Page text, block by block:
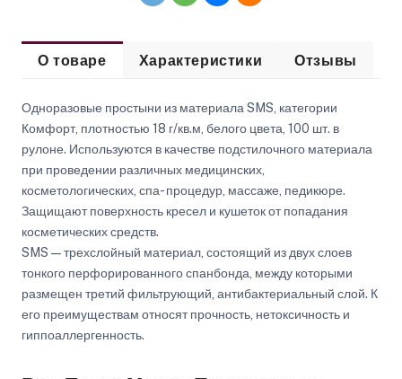
О товаре Характеристики Отзывы
Одноразовые простыни из материала SMS, категории
Комфорт, плотностью 18 г/кв.м, белого цвета, 100 шт. в
рулоне. Используются в качестве подстилочного материала
при проведении различных медицинских,
косметологических, спа- процедур, массаже, педикюре.
Защищают поверхность кресел и кушеток от попадания
косметических средств.
SMS — трехслойный материал, состоящий из двух слоев
тонкого перфорированного спанбонда, между которыми
размещен третий фильтрующий, антибактериальный слой. К
его преимуществам относят прочность, нетоксичность и
гиппоаллергенность.